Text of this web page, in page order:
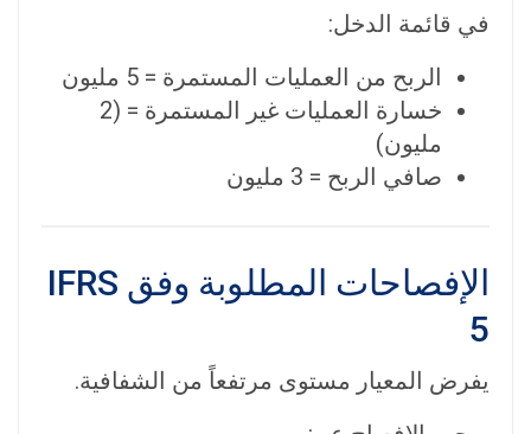
في قائمة الدخل:
الربح من العمليات المستمرة = 5 مليون
خسارة العمليات غير المستمرة = (2
مليون)
صافي الربح = 3 مليون
الإفصاحات المطلوبة وفق IFRS
5
يفرض المعيار مستوى مرتفعاً من الشفافية.